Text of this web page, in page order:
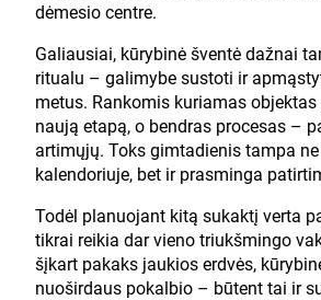
dėmesio centre.
Galiausiai, kūrybinė šventė dažnai
ritualu – galimybe sustoti ir
metus. Rankomis kuriamas
naują etapą, o bendras procesas –
artimųjų. Toks gimtadienis tampa
kalendoriuje, bet ir prasminga
Todėl planuojant kitą sukaktį verta
tikrai reikia dar vieno triukšmingo
šįkart pakaks jaukios erdvės,
nuoširdaus pokalbio – būtent tai ir